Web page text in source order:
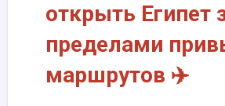
открыть Египет
пределами
маршрутов ✈️